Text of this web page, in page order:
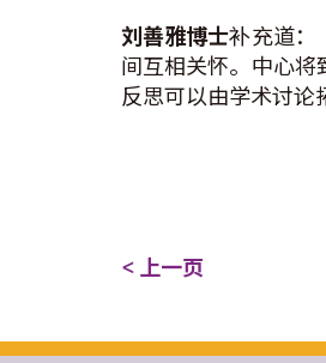
刘善雅博士补充道：
间互相关怀。中心
反思可以由学术讨论
< 上一页